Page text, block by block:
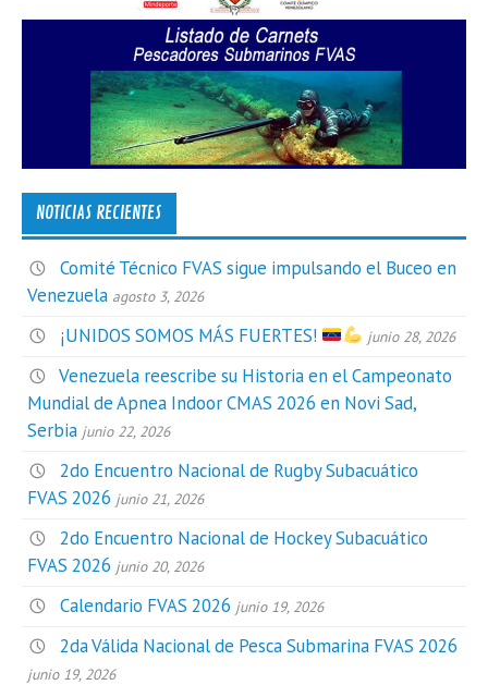
NOTICIAS RECIENTES
Comité Técnico FVAS sigue impulsando el Buceo en
Venezuela agosto 3, 2026
¡UNIDOS SOMOS MÁS FUERTES! junio 28, 2026
Venezuela reescribe su Historia en el Campeonato
Mundial de Apnea Indoor CMAS 2026 en Novi Sad,
Serbia junio 22, 2026
2do Encuentro Nacional de Rugby Subacuático
FVAS 2026 junio 21, 2026
2do Encuentro Nacional de Hockey Subacuático
FVAS 2026 junio 20, 2026
Calendario FVAS 2026 junio 19, 2026
2da Válida Nacional de Pesca Submarina FVAS 2026
junio 19, 2026